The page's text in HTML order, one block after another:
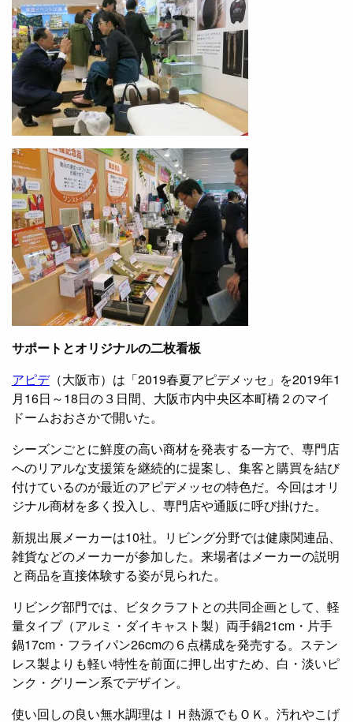
サポートとオリジナルの二枚看板
アピデ（大阪市）は「2019春夏アピデメッセ」を2019年1
月16日～18日の３日間、大阪市内中央区本町橋２のマイ
ドームおおさかで開いた。
シーズンごとに鮮度の高い商材を発表する一方で、専門店
へのリアルな支援策を継続的に提案し、集客と購買を結び
付けているのが最近のアピデメッセの特色だ。今回はオリ
ジナル商材を多く投入し、専門店や通販に呼び掛けた。
新規出展メーカーは10社。リビング分野では健康関連品、
雑貨などのメーカーが参加した。来場者はメーカーの説明
と商品を直接体験する姿が見られた。
リビング部門では、ビタクラフトとの共同企画として、軽
量タイプ（アルミ・ダイキャスト製）両手鍋21cm・片手
鍋17cm・フライパン26cmの６点構成を発売する。ステン
レス製よりも軽い特性を前面に押し出すため、白・淡いピ
ンク・グリーン系でデザイン。
使い回しの良い無水調理はＩＨ熱源でもＯＫ。汚れやこげ